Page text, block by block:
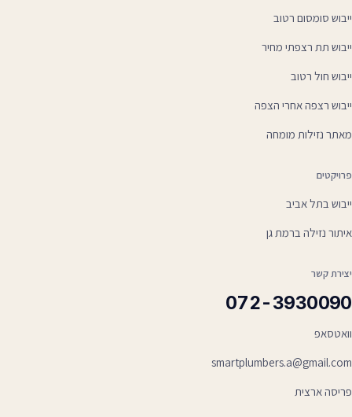
ייבוש סומסום רטוב
ייבוש תת רצפתי מחיר
ייבוש חול רטוב
ייבוש רצפה אחרי הצפה
מאתר נזילות מומחה
פרויקטים
ייבוש בתל אביב
איתור נזילה ברמת גן
יצירת קשר
072-3930090
וואטסאפ
smartplumbers.a@gmail.com
פריסה ארצית